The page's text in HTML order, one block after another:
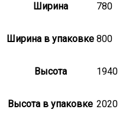
Ширина 780
Ширина в упаковке 800
Высота 1940
Высота в упаковке 2020